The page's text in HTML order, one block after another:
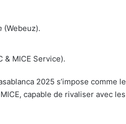
(Webeuz).
& MICE Service).
2025 s’impose comme le
capable de rivaliser avec les